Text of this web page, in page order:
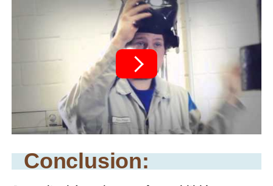
Conclusion: